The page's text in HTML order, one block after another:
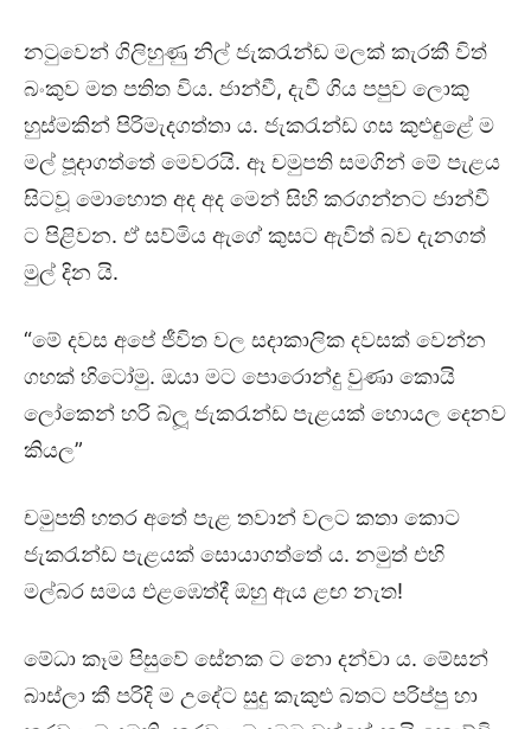
නටුවෙන් ගිලිහුණු නිල් ජැකරැන්ඩ මලක් කැරකී විත්
බංකුව මත පතිත විය. ජාන්වී, දැවී ගිය පපුව ලොකු
හුස්මකින් පිරිමැදගත්තා ය. ජැකරැන්ඩ ගස කුළුඳුළේ ම
මල් පූදාගත්තේ මෙවරයි. ඈ චමුපති සමගින් මේ පැළය
සිටවූ මොහොත අද අද මෙන් සිහි කරගන්නට ජාන්වී
ට පිළිවන. ඒ සව්මිය ඇගේ කුසට ඇවිත් බව දැනගත්
මුල් දින යි.
“මේ දවස අපේ ජීවිත වල සදාකාලික දවසක් වෙන්න
ගහක් හිටෝමු. ඔයා මට පොරොන්දු වුණා කොයි
ලෝකෙන් හරි බ්ලූ ජැකරැන්ඩ පැළයක් හොයල දෙනව
කියල”
චමුපති හතර අතේ පැළ තවාන් වලට කතා කොට
ජැකරැන්ඩ පැළයක් සොයාගත්තේ ය. නමුත් එහි
මල්බර සමය එළඹෙත්දී ඔහු ඇය ළඟ නැත!
මේධා කෑම පිසුවේ සේනක ට නො දන්වා ය. මේසන්
බාස්ලා කී පරිදි ම උදේට සුදු කැකුළු බතට පරිප්පු හා